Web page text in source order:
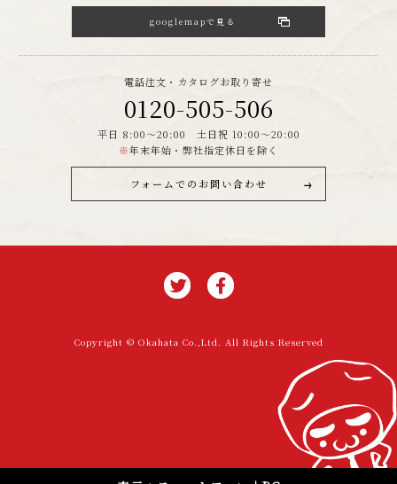
googlemapで見る
電話注文・カタログお取り寄せ
0120-505-506
平日 8:00～20:00 土日祝 10:00～20:00
※年末年始・弊社指定休日を除く
フォームでのお問い合わせ
Copyright © Okahata Co.,Ltd. All Rights Reserved